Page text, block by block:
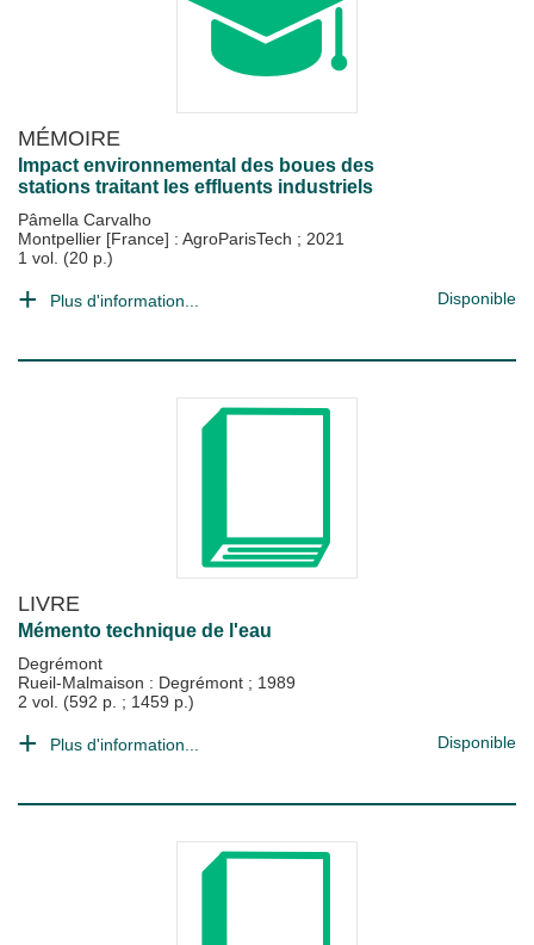
MÉMOIRE
Impact environnemental des boues des
stations traitant les effluents industriels
Pâmella Carvalho
Montpellier [France] : AgroParisTech ; 2021
1 vol. (20 p.)
Plus d'information... Disponible
LIVRE
Mémento technique de l'eau
Degrémont
Rueil-Malmaison : Degrémont ; 1989
2 vol. (592 p. ; 1459 p.)
Plus d'information... Disponible